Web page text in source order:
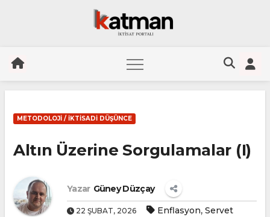
content
METODOLOJI / İKTISADI DÜŞÜNCE
Altın Üzerine Sorgulamalar (I)
Yazar Güney Düzçay
22 ŞUBAT, 2026 Enflasyon, Servet